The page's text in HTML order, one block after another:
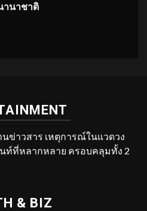
านาชาติ
ข่าวสาร เหตุการณ์ในแวดวง
ท์ที่หลากหลาย ครอบคลุมทั้ง 2
& BIZ